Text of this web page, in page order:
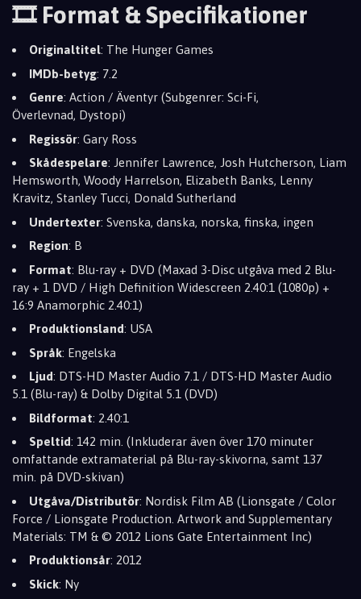
🎞️ Format & Specifikationer
Originaltitel: The Hunger Games
IMDb-betyg: 7. 2
Genre: Action / Äventyr (Subgenrer: Sci-Fi,
Överlevnad, Dystopi)
Regissör: Gary Ross
Skådespelare: Jennifer Lawrence, Josh Hutcherson, Liam
Hemsworth, Woody Harrelson, Elizabeth Banks, Lenny
Kravitz, Stanley Tucci, Donald Sutherland
Undertexter: Svenska, danska, norska, finska, ingen
Region: B
Format: Blu-ray + DVD (Maxad 3-Disc utgåva med 2 Blu-
ray + 1 DVD / High Definition Widescreen 2.40:1 (1080p) +
16:9 Anamorphic 2.40:1)
Produktionsland: USA
Språk: Engelska
Ljud: DTS-HD Master Audio 7.1 / DTS-HD Master Audio
5. 1 (Blu-ray) & Dolby Digital 5. 1 (DVD)
Bildformat: 2.40:1
Speltid: 142 min. (Inkluderar även över 170 minuter
omfattande extramaterial på Blu-ray-skivorna, samt 137
min. på DVD-skivan)
Utgåva/Distributör: Nordisk Film AB (Lionsgate / Color
Force / Lionsgate Production. Artwork and Supplementary
Materials: TM & © 2012 Lions Gate Entertainment Inc)
Produktionsår: 2012
Skick: Ny